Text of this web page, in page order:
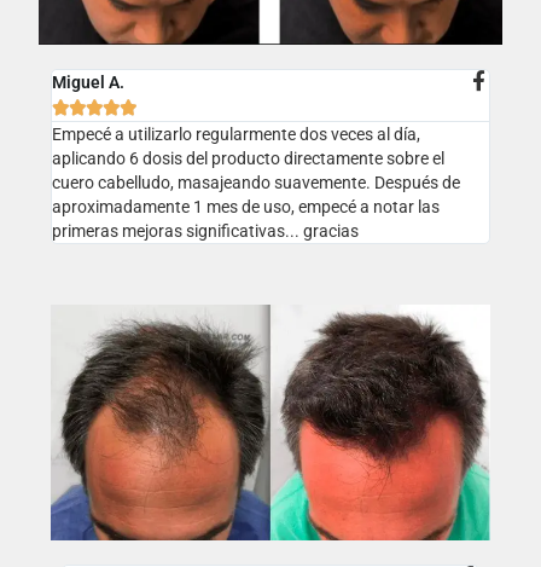
Miguel A.

Empecé a utilizarlo regularmente dos veces al día,
aplicando 6 dosis del producto directamente sobre el
cuero cabelludo, masajeando suavemente. Después de
aproximadamente 1 mes de uso, empecé a notar las
primeras mejoras significativas... gracias